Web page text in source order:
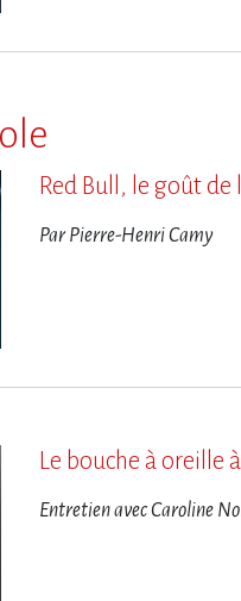
Red Bull, le goût de
Par Pierre-Henri Camy
Le bouche à oreille
Entretien avec Caroline